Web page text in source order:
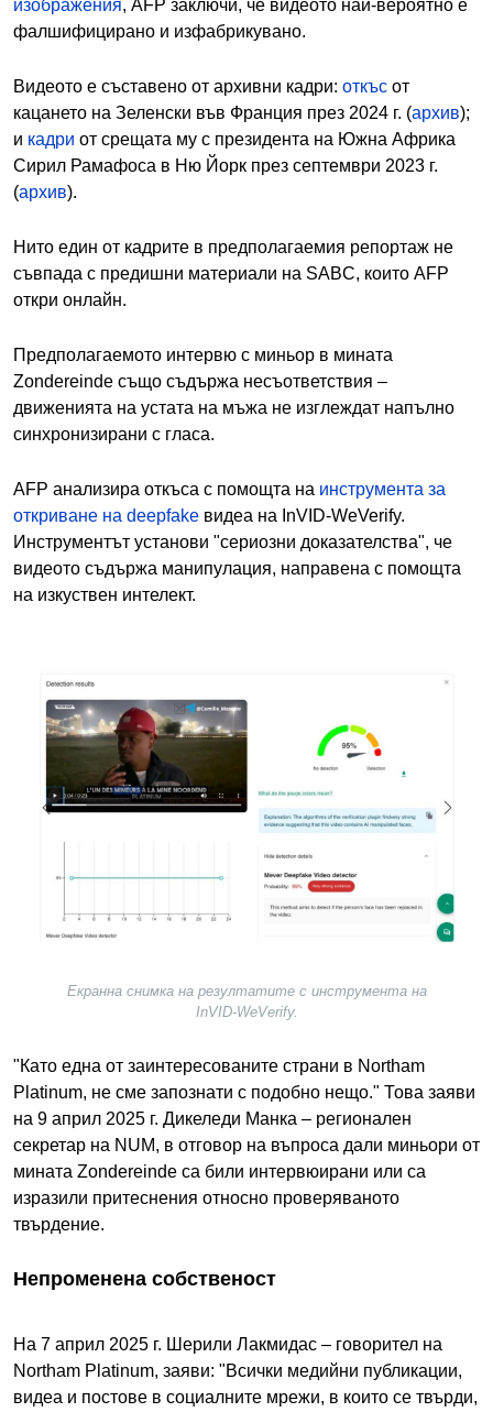
изображения, AFP заключи, че видеото най-вероятно е
фалшифицирано и изфабрикувано.
Видеото е съставено от архивни кадри: откъс от
кацането на Зеленски във Франция през 2024 г. (архив);
и кадри от срещата му с президента на Южна Африка
Сирил Рамафоса в Ню Йорк през септември 2023 г.
(архив).
Нито един от кадрите в предполагаемия репортаж не
съвпада с предишни материали на SABC, които AFP
откри онлайн.
Предполагаемото интервю с миньор в мината
Zondereinde също съдържа несъответствия –
движенията на устата на мъжа не изглеждат напълно
синхронизирани с гласа.
AFP анализира откъса с помощта на инструмента за
откриване на deepfake видеа на InVID-WeVerify.
Инструментът установи "сериозни доказателства", че
видеото съдържа манипулация, направена с помощта
на изкуствен интелект.
Image
Екранна снимка на резултатите с инструмента на
InVID-WeVerify.
"Като една от заинтересованите страни в Northam
Platinum, не сме запознати с подобно нещо." Това заяви
на 9 април 2025 г. Дикеледи Манка – регионален
секретар на NUM, в отговор на въпроса дали миньори от
мината Zondereinde са били интервюирани или са
изразили притеснения относно проверяваното
твърдение.
Непроменена собственост
На 7 април 2025 г. Шерили Лакмидас – говорител на
Northam Platinum, заяви: "Всички медийни публикации,
видеа и постове в социалните мрежи, в които се твърди,